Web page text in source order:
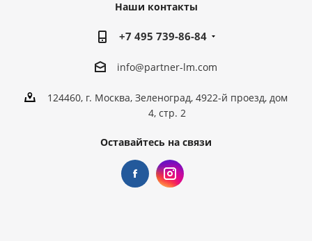
Наши контакты
+7 495 739-86-84
info@partner-lm.com
124460, г. Москва, Зеленоград, 4922-й проезд, дом
4, стр. 2
Оставайтесь на связи